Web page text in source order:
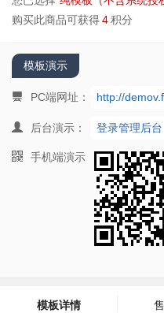
购买此商品可获得4积分
模板演示
PC端网址： http://
后台演示： 登录管理后台
手机端演示
模板详情